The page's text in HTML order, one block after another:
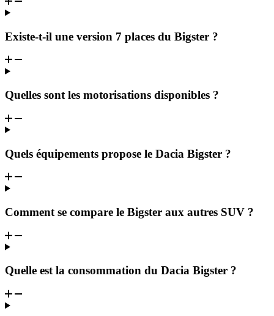
Existe-t-il une version 7 places du Bigster ?
Quelles sont les motorisations disponibles ?
Quels équipements propose le Dacia Bigster ?
Comment se compare le Bigster aux autres SUV ?
Quelle est la consommation du Dacia Bigster ?